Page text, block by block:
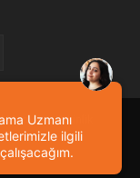
Medya
Etkinlik
Uzmanı
ilgili